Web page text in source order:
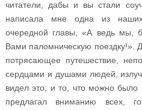
читатели, дабы и вы стали
написала мне одна из
очередной главы, «А ведь мы,
Вами паломническую поездку!».
потрясающее путешествие,
сердцами и душами людей,
видел это, и то, что можно
предлагал вниманию всех,